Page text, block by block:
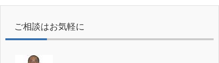
ご相談はお気軽に